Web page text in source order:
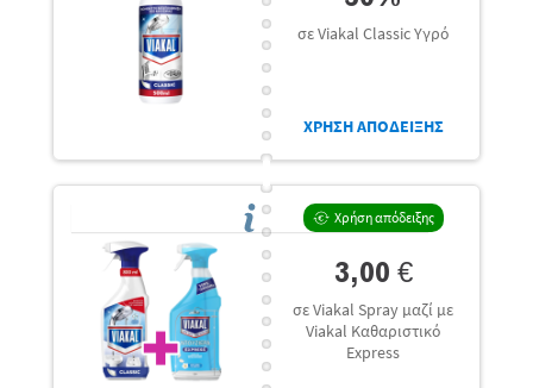
σε Viakal Classic Υγρό
ΧΡΗΣΗ ΑΠΟΔΕΙΞΗΣ
Χρήση απόδειξης
3,00 €
σε Viakal Spray μαζί με
Viakal Καθαριστικό
Express